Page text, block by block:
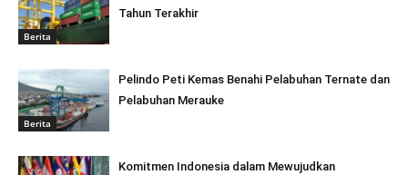
Berita
Tahun Terakhir
Berita
Pelindo Peti Kemas Benahi Pelabuhan Ternate dan
Pelabuhan Merauke
Komitmen Indonesia dalam Mewujudkan